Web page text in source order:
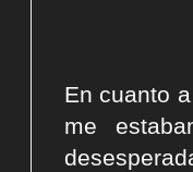
En cuanto
me